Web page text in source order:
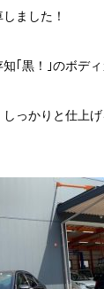
ました！
｢黒！｣のボデ
っかりと仕上